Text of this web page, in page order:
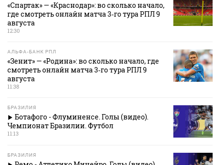
«Спартак» — «Краснодар»: во сколько начало,
где смотреть онлайн матча 3‑го тура РПЛ 9
августа
12:30
АЛЬФА-БАНК РПЛ
«Зенит» — «Родина»: во сколько начало, где
смотреть онлайн матча 3‑го тура РПЛ 9
августа
11:38
БРАЗИЛИЯ
Ботафого - Флуминенсе. Голы (видео).
Чемпионат Бразилии. Футбол
11:13
БРАЗИЛИЯ